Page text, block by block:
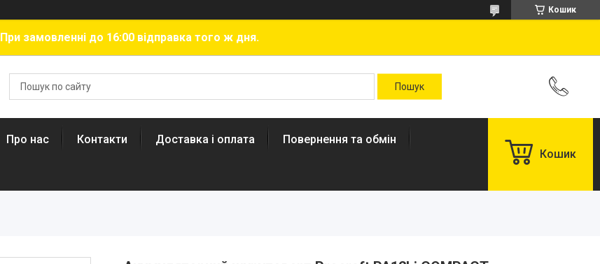
Кошик
При замовленні до 16:00 відправка того ж дня.
Про нас Контакти Доставка і оплата Повернення та обмін
Кошик